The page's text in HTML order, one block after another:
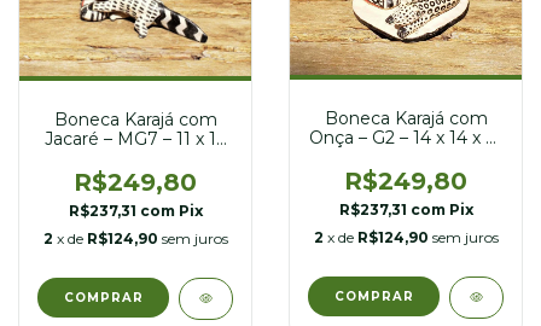
Boneca Karajá com
Jacaré – MG7 – 11 x 17
R$249,80
R$237,31 com Pix
2 x de R$124,90 sem juros
Boneca Karajá com
Onça – G2 – 14 x 14 x 16
R$249,80
R$237,31 com Pix
2 x de R$124,90 sem juros